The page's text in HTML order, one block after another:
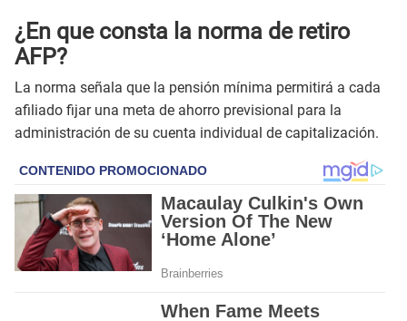
¿En que consta la norma de retiro
AFP?
La norma señala que la pensión mínima permitirá a cada
afiliado fijar una meta de ahorro previsional para la
administración de su cuenta individual de capitalización.